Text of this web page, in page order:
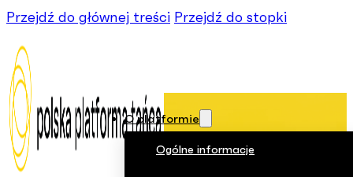
Przejdź do głównej treści Przejdź do stopki
O platformie
Ogólne informacje